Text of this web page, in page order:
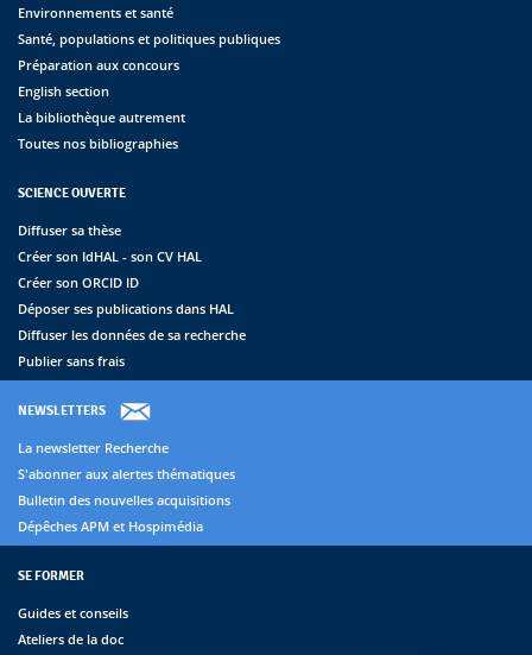
Environnements et santé
Santé, populations et politiques publiques
Préparation aux concours
English section
La bibliothèque autrement
Toutes nos bibliographies
SCIENCE OUVERTE
Diffuser sa thèse
Créer son IdHAL - son CV HAL
Créer son ORCID ID
Déposer ses publications dans HAL
Diffuser les données de sa recherche
Publier sans frais
NEWSLETTERS
La newsletter Recherche
S'abonner aux alertes thématiques
Bulletin des nouvelles acquisitions
Dépêches APM et Hospimédia
SE FORMER
Guides et conseils
Ateliers de la doc